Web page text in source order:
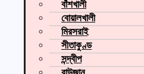
বাঁশখালী
বোয়ালখালী
মিরসরাই
সীতাকুণ্ড
সন্দ্বীপ